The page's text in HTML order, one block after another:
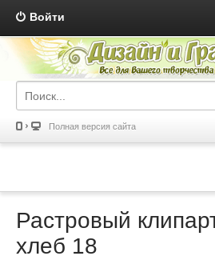
Войти
Полная версия сайта
Растровый
хлеб 18